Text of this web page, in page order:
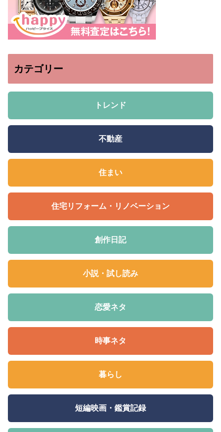
カテゴリー
トレンド
不動産
住まい
住宅リフォーム・リノベーション
創作日記
小説・試し読み
恋愛ネタ
時事ネタ
暮らし
短編映画・鑑賞記録